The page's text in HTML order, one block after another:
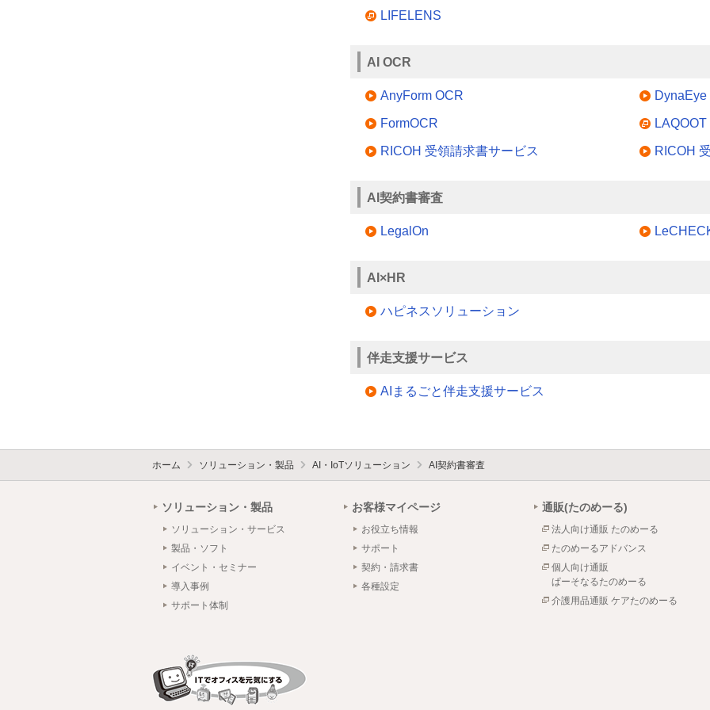
LIFELENS
AI OCR
AnyForm OCR DynaEye
FormOCR LAQOOT
RICOH 受領請求書サービス RICOH
AI契約書審査
LegalOn
AI×HR
ハピネスソリューション
伴走支援サービス
AIまるごと伴走支援サービス
ホーム ソリューション・製品 AI・IoTソリューション AI契約書審査
ソリューション・製品
ソリューション・サービス
製品・ソフト
イベント・セミナー
導入事例
サポート体制
お客様マイページ
お役立ち情報
サポート
契約・請求書
各種設定
通販(たのめーる)
法人向け通販 たのめーる
たのめーるアドバンス
個人向け通販
ぱーそなるたのめーる
介護用品通販 ケアたのめーる